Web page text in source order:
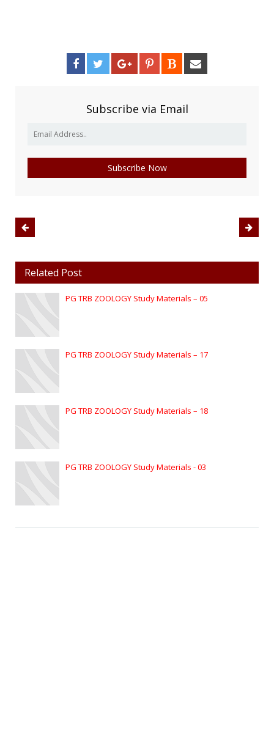
Subscribe via Email
Related Post
PG TRB ZOOLOGY Study Materials – 05
PG TRB ZOOLOGY Study Materials – 17
PG TRB ZOOLOGY Study Materials – 18
PG TRB ZOOLOGY Study Materials - 03